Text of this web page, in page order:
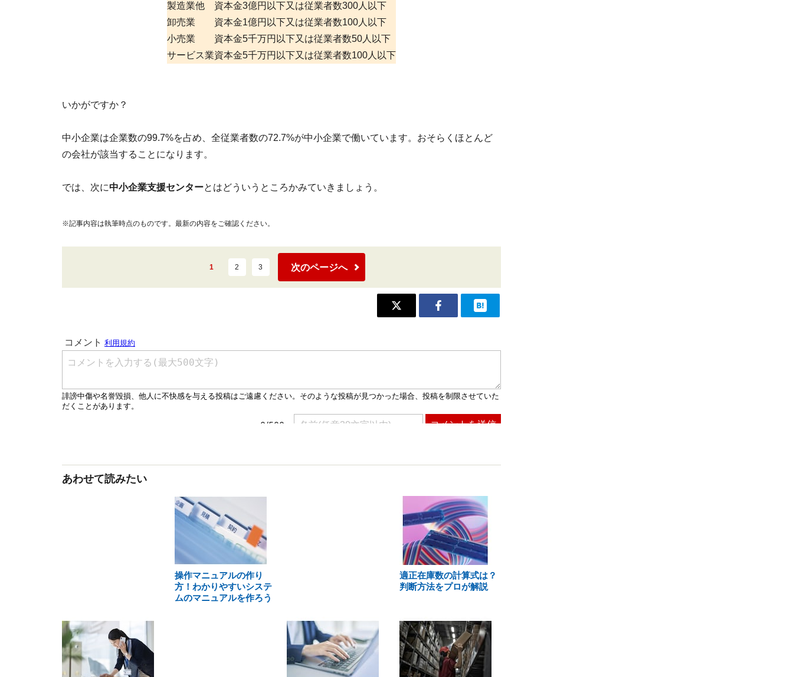
製造業他
資本金3億円以下又は従業者数300人以下
卸売業
資本金1億円以下又は従業者数100人以下
小売業
資本金5千万円以下又は従業者数50人以下
サービス業資本金5千万円以下又は従業者数100人以下
いかがですか？
中小企業は企業数の99.7%を占め、全従業者数の72.7%が中小企業で働いています。おそらくほとんど
の会社が該当することになります。
では、次に中小企業支援センターとはどういうところかみていきましょう。
※記事内容は執筆時点のものです。最新の内容をご確認ください。
1 2 3 次のページへ
あわせて読みたい
操作マニュアルの作り
方！わかりやすいシステ
ムのマニュアルを作ろう
適正在庫数の計算式は？
判断方法をプロが解説